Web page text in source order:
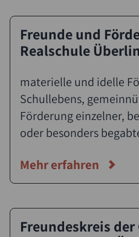
unterstützt Vorhaben
LehrerInnen und Eltern
weitverzweigte
fördert Projekte
Schulgemeinschaft
Öffentlichkeitsarbeit
Freunde und
Realschule
materielle und idelle
Schullebens,
Förderung einzelner,
oder besonders
Schüler der Realschule
Mehr erfahren
Freundeskreis